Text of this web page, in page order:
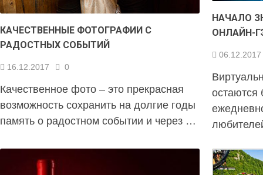
КАЧЕСТВЕННЫЕ ФОТОГРАФИИ С
РАДОСТНЫХ СОБЫТИЙ
16.12.2017 0
Качественное фото – это прекрасная
возможность сохранить на долгие годы
память о радостном событии и через …
НАЧАЛО
ОНЛАЙН-
06.12.2017
остаются